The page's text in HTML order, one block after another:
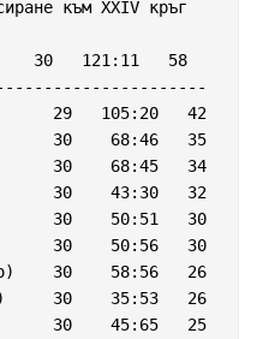
30   121:11   58
30    45:65   25